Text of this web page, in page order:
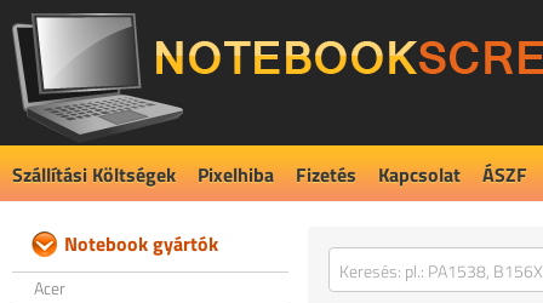
Szállítási Költségek Pixelhiba Fizetés Kapcsolat ÁSZF
Notebook gyártók
Acer